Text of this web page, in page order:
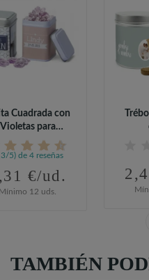
Cuadrada con
Violetas para
Comunion
5) de 4 reseñas
€/ud.
12 uds.
TAMBIÉN